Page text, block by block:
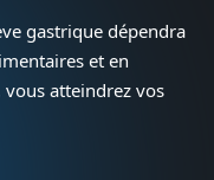
gastrique dépendra
et en
atteindrez vos